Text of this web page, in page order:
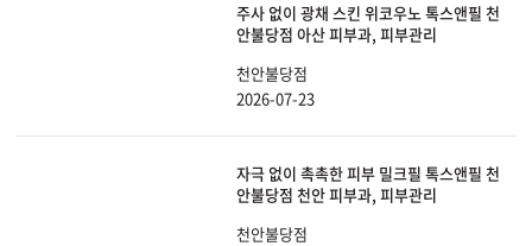
주사 없이 광채 스킨 위코우노 톡스앤필 천
안불당점 아산 피부과, 피부관리
천안불당점
2026-07-23
자극 없이 촉촉한 피부 밀크필 톡스앤필 천
안불당점 천안 피부과, 피부관리
천안불당점